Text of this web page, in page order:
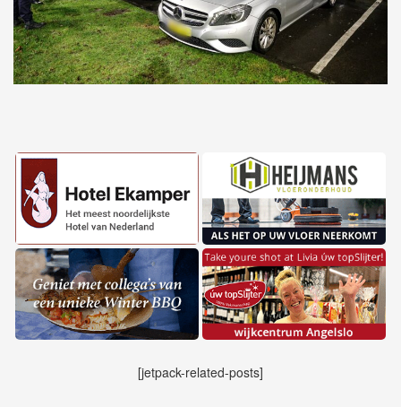
[jetpack-related-posts]